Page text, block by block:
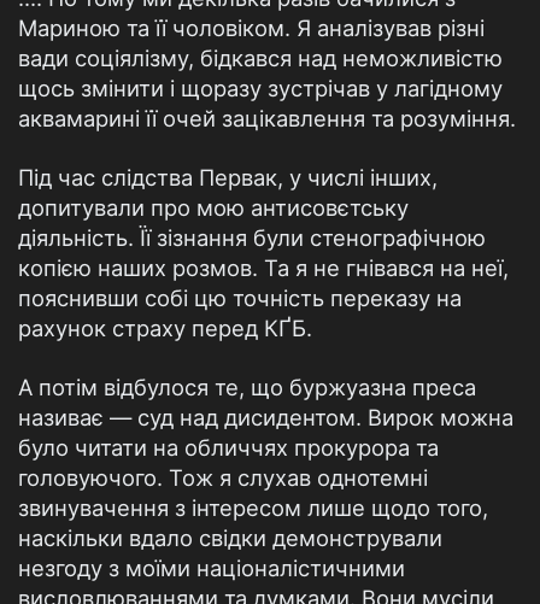
Мариною та її чоловіком. Я аналізував різні
вади соціялізму, бідкався над неможливістю
щось змінити і щоразу зустрічав у лагідному
аквамарині її очей зацікавлення та розуміння.
Під час слідства Первак, у числі інших,
допитували про мою антисовєтську
діяльність. Її зізнання були стенографічною
копією наших розмов. Та я не гнівався на неї,
пояснивши собі цю точність переказу на
рахунок страху перед КҐБ.
А потім відбулося те, що буржуазна преса
називає — суд над дисидентом. Вирок можна
було читати на обличчях прокурора та
головуючого. Тож я слухав однотемні
звинувачення з інтересом лише щодо того,
наскільки вдало свідки демонстрували
незгоду з моїми націоналістичними
висловлюваннями та думками. Вони мусіли